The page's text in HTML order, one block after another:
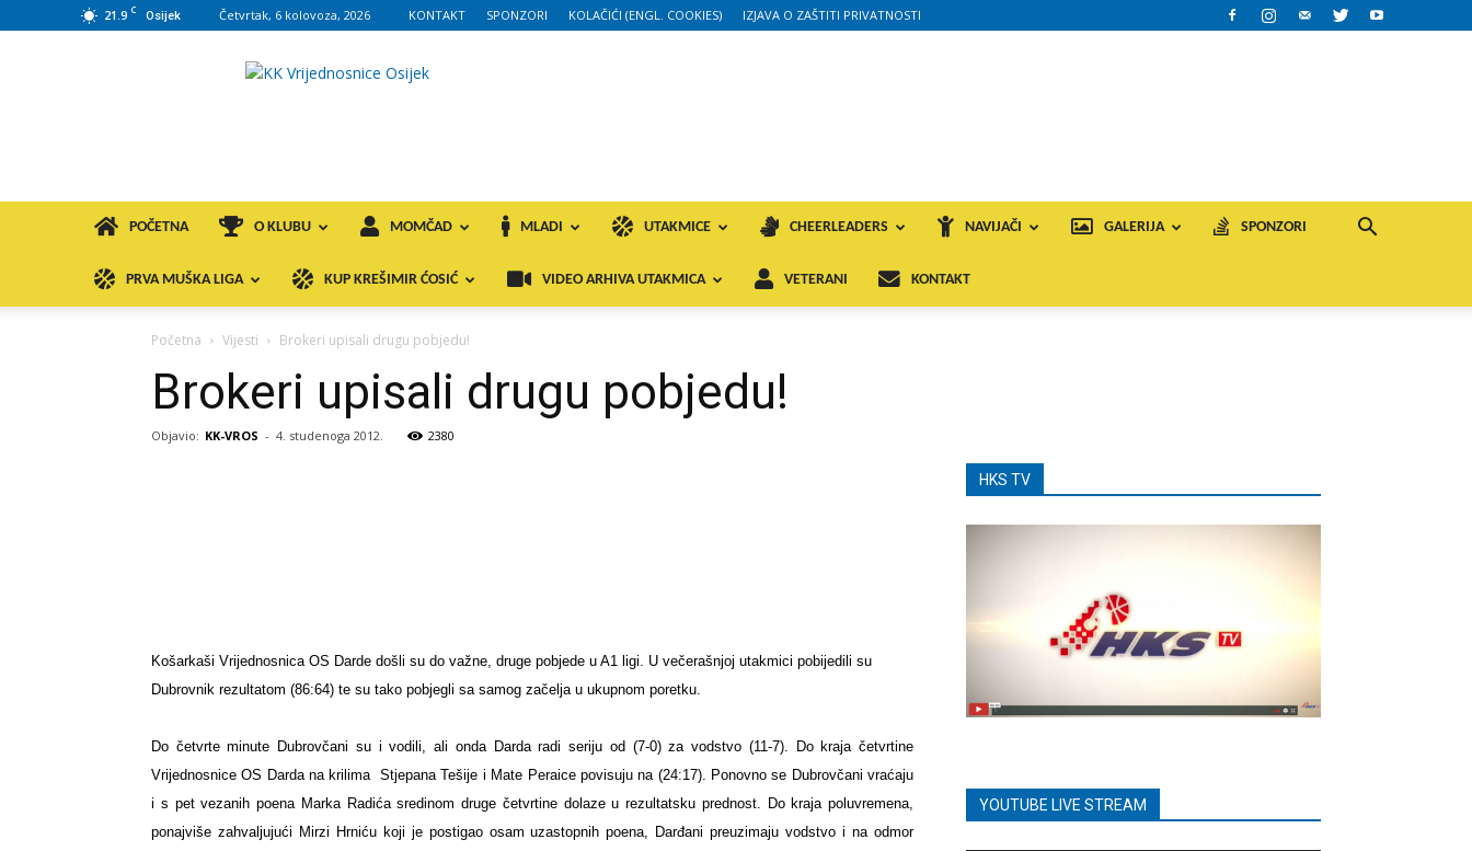
21.9 C Osijek Četvrtak, 6 kolovoza, 2026 KONTAKT SPONZORI KOLAČIĆI (ENGL. COOKIES) IZJAVA O ZAŠTITI PRIVATNOSTI
POČETNA O KLUBU MOMČAD MLADI UTAKMICE CHEERLEADERS NAVIJAČI GALERIJA SPONZORI
PRVA MUŠKA LIGA KUP KREŠIMIR ĆOSIĆ VIDEO ARHIVA UTAKMICA VETERANI KONTAKT
Početna Vijesti Brokeri upisali drugu pobjedu!
Brokeri upisali drugu pobjedu!
Objavio: KK-VROS - 4. studenoga 2012. 2380
Košarkaši Vrijednosnica OS Darde došli su do važne, druge pobjede u A1 ligi. U večerašnjoj utakmici pobijedili su
Dubrovnik rezultatom (86:64) te su tako pobjegli sa samog začelja u ukupnom poretku.
Do četvrte minute Dubrovčani su i vodili, ali onda Darda radi seriju od (7-0) za vodstvo (11-7). Do kraja četvrtine
Vrijednosnice OS Darda na krilima Stjepana Tešije i Mate Peraice povisuju na (24:17). Ponovno se Dubrovčani vraćaju
i s pet vezanih poena Marka Radića sredinom druge četvrtine dolaze u rezultatsku prednost. Do kraja poluvremena,
ponajviše zahvaljujući Mirzi Hrniću koji je postigao osam uzastopnih poena, Darđani preuzimaju vodstvo i na odmor
HKS TV
YOUTUBE LIVE STREAM